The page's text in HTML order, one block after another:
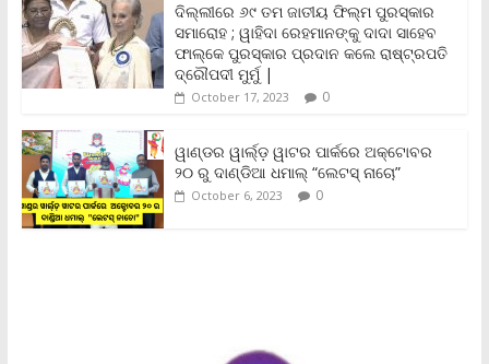
d
l
y
ଦିଲ୍ଲୀରେ ୬୯ ତମ ଜାତୀୟ ଫିଲ୍ମ ପୁରସ୍କାର
ସମାରୋହ ; ୱାହିଦା ରେହମାନଙ୍କୁ ଦାଦା ସାହେବ
ଫାଲ୍‌କେ ପୁରସ୍କାର ପ୍ରଦାନ କଲେ ରାଷ୍ଟ୍ରପତି
ଦ୍ରୌପଦୀ ମୁର୍ମୁ |
October 17, 2023 0
ୱାଣ୍ଡର ୱାର୍ଲ୍‌ଡ଼ ୱାଟର ପାର୍କରେ ଅକ୍ଟୋବର
୨୦ ରୁ ଦାଣ୍ଡିଆ ଧମାଲ୍ “ଲେଟସ୍ ନାଚୋ”
October 6, 2023 0